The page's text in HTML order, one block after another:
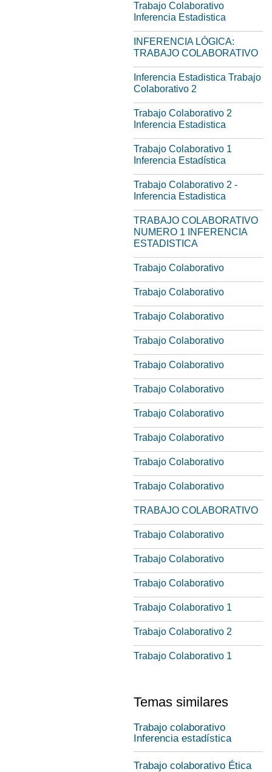
Trabajo Colaborativo
Inferencia Estadistica
INFERENCIA LÓGICA:
TRABAJO COLABORATIVO
Inferencia Estadistica Trabajo
Colaborativo 2
Trabajo Colaborativo 2
Inferencia Estadistica
Trabajo Colaborativo 1
Inferencia Estadística
Trabajo Colaborativo 2 -
Inferencia Estadistica
TRABAJO COLABORATIVO
NUMERO 1 INFERENCIA
ESTADISTICA
Trabajo Colaborativo
Trabajo Colaborativo
Trabajo Colaborativo
Trabajo Colaborativo
Trabajo Colaborativo
Trabajo Colaborativo
Trabajo Colaborativo
Trabajo Colaborativo
Trabajo Colaborativo
Trabajo Colaborativo
TRABAJO COLABORATIVO
Trabajo Colaborativo
Trabajo Colaborativo
Trabajo Colaborativo
Trabajo Colaborativo 1
Trabajo Colaborativo 2
Trabajo Colaborativo 1
Temas similares
Trabajo colaborativo
Inferencia estadística
Trabajo colaborativo Ética